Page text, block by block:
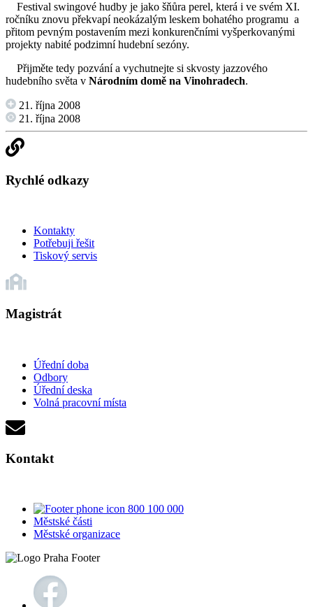
Festival swingové hudby je jako šňůra perel, která i ve svém XI.
ročníku znovu překvapí neokázalým leskem bohatého programu a
přitom pevným postavením mezi konkurenčními vyšperkovanými
projekty nabité podzimní hudební sezóny.
Přijměte tedy pozvání a vychutnejte si skvosty jazzového
hudebního světa v Národním domě na Vinohradech.
21. října 2008
21. října 2008
Rychlé odkazy
Kontakty
Potřebuji řešit
Tiskový servis
Magistrát
Úřední doba
Odbory
Úřední deska
Volná pracovní místa
Kontakt
800 100 000
Městské části
Městské organizace